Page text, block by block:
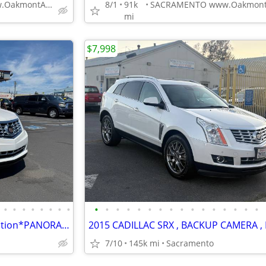
SACRAMENTO www.OakmontAutoSales.com 8/1
91k
mi
• • • • • • • •
2016 Cadillac SRX Luxury Collection*PANORAMIC ROOF*NAVI*RR CAMERA*ONLY
• • • • • • • • • • • • • • • •
7/10 145k mi Sacramento
$7,998